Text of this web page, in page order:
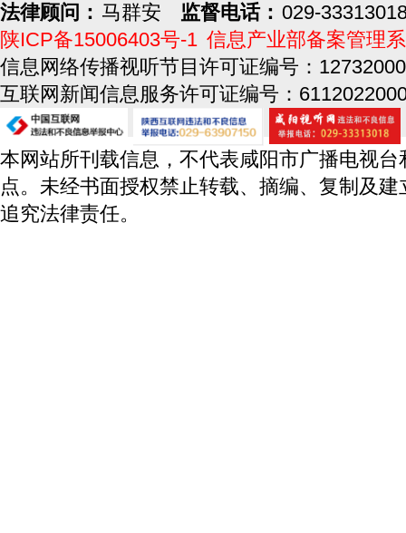
法律顾问： 马群安 监督电话： 029-
陕ICP备15006403号-1 信息产业部备案管理
信息网络传播视听节目许可证编号：
互联网新闻信息服务许可证编号：
本网站所刊载信息，不代表咸阳市广播电视
点。未经书面授权禁止转载、摘编、复制及
追究法律责任。